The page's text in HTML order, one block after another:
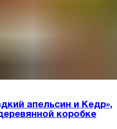
апельсин и Кедр»,
коробке